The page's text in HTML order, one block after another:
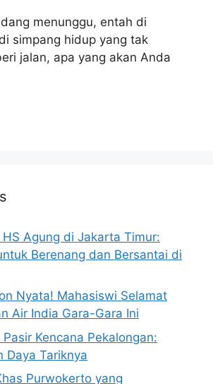
menunggu, entah di
simpang hidup yang tak
jalan, apa yang akan Anda
HS Agung di Jakarta Timur:
Berenang dan Bersantai di
Nyata! Mahasiswi Selamat
Air India Gara-Gara Ini
Kencana Pekalongan:
Daya Tariknya
Purwokerto yang